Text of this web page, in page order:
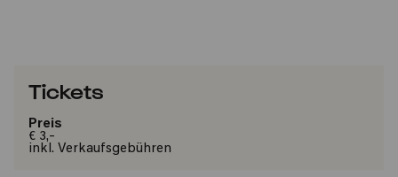
Tickets
Preis
€ 3,-
inkl. Verkaufsgebühren